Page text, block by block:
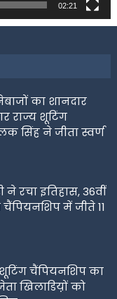
02:21
का शानदार
राज्य शूटिंग
सिंह ने जीता स्वर्ण
ने रचा इतिहास, 36वीं
चैंपियनशिप में जीते 11
शूटिंग चैंपियनशिप का
खिलाडिय़ों को